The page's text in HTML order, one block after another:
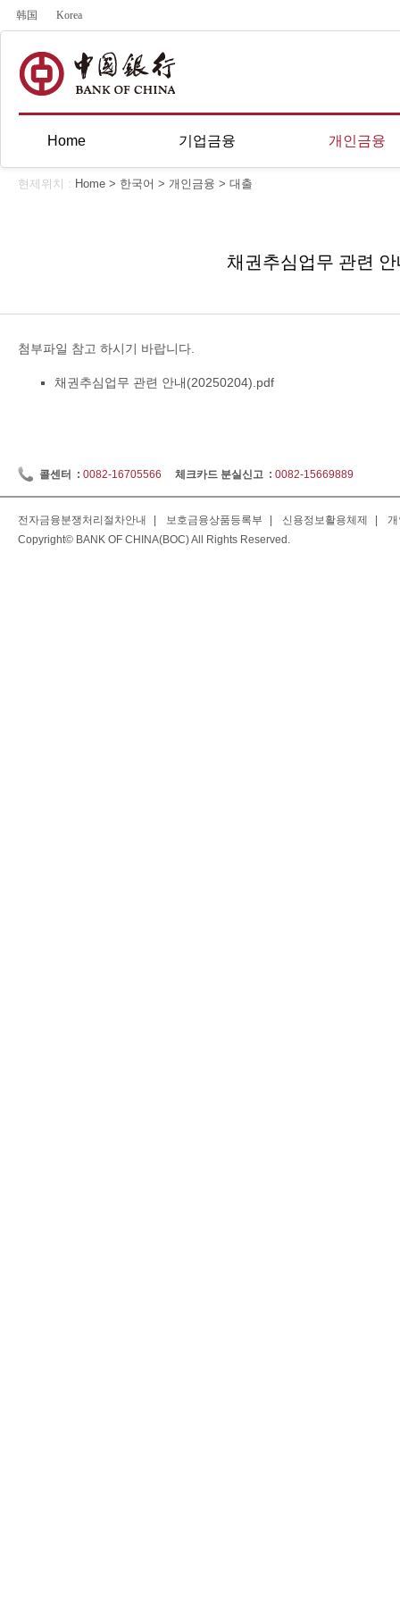
韩国 Korea
Home 기업금융 개인금융
현제위치 : Home > 한국어 > 개인금융 > 대출
채권추심업무 관련
첨부파일 참고 하시기 바랍니다.
채권추심업무 관련 안내(20250204).pdf
콜센터 : 0082-16705566 체크카드 분실신고 : 0082-15669889
전자금융분쟁처리절차안내 보호금융상품등록부 신용정보활용체제
Copyright© BANK OF CHINA(BOC) All Rights Reserved.